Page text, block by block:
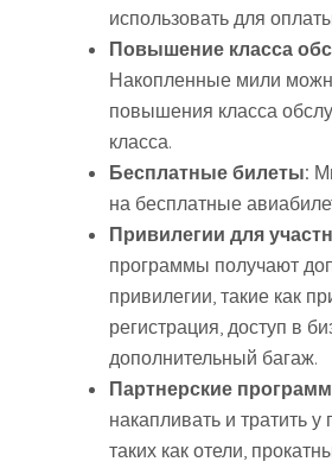
использовать для
Повышение класса
Накопленные мили
повышения класса
класса.
Бесплатные билеты:
на бесплатные
Привилегии для
программы получают
привилегии, такие как
регистрация, доступ в
дополнительный багаж.
Партнерские
накапливать и тратить
таких как отели,